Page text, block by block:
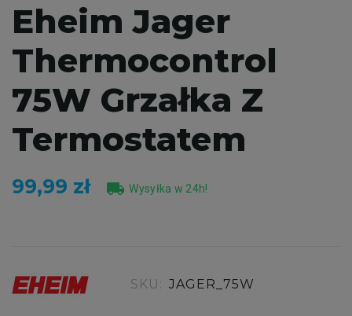
Eheim Jager
Thermocontrol
75W Grzałka Z
Termostatem
99,99 zł local_shipping Wysyłka w 24h!
SKU: JAGER_75W